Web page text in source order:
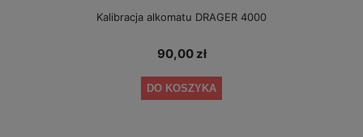
Kalibracja alkomatu DRAGER 4000
90,00 zł
DO KOSZYKA